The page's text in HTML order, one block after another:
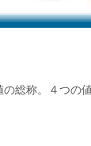
総称。４つの